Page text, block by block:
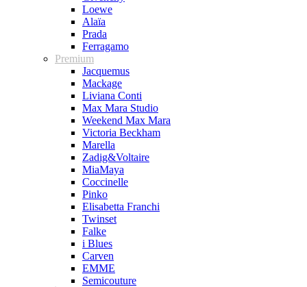
Loewe
Alaïa
Prada
Ferragamo
Premium
Jacquemus
Mackage
Liviana Conti
Max Mara Studio
Weekend Max Mara
Victoria Beckham
Marella
Zadig&Voltaire
MiaMaya
Coccinelle
Pinko
Elisabetta Franchi
Twinset
Falke
i Blues
Carven
EMME
Semicouture